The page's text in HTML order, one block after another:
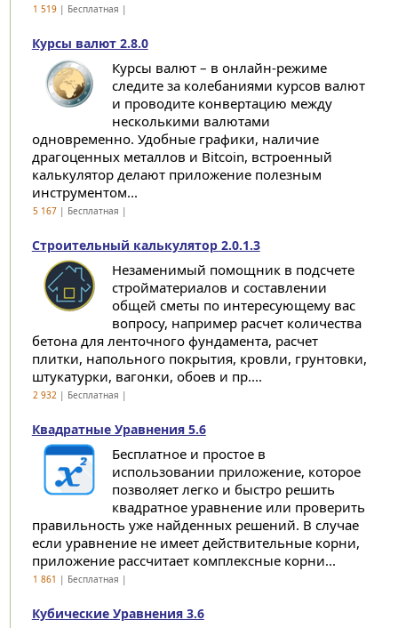
1 519| Бесплатная |
Курсы валют 2.8.0
Курсы валют – в онлайн-режиме
следите за колебаниями курсов валют
и проводите конвертацию между
несколькими валютами
одновременно. Удобные графики, наличие
драгоценных металлов и Bitcoin, встроенный
калькулятор делают приложение полезным
инструментом...
5 167| Бесплатная |
Строительный калькулятор 2.0.1.3
Незаменимый помощник в подсчете
стройматериалов и составлении
общей сметы по интересующему вас
вопросу, например расчет количества
бетона для ленточного фундамента, расчет
плитки, напольного покрытия, кровли, грунтовки,
штукатурки, вагонки, обоев и пр....
2 932| Бесплатная |
Квадратные Уравнения 5.6
Бесплатное и простое в
использовании приложение, которое
позволяет легко и быстро решить
квадратное уравнение или проверить
правильность уже найденных решений. В случае
если уравнение не имеет действительные корни,
приложение рассчитает комплексные корни...
1 861 | Бесплатная |
Кубические Уравнения 3.6